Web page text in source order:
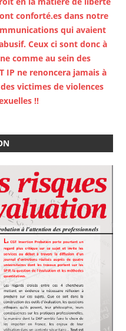
conforté.es dans notre
qui avaient
Ceux ci sont donc à
comme au sein des
IP ne renoncera jamais à
victimes de violences
!!